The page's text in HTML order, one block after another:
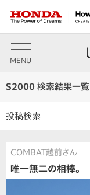
MENU
S2000 検索結果一覧
投稿検索
COMBAT越前さん
唯一無二の相棒。